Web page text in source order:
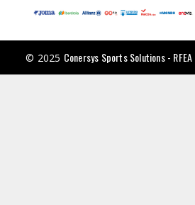
© 2025 Conersys Sports Solutions - RFEA